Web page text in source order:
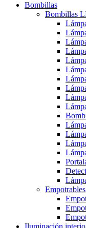
Bombillas
Bombillas
Empotrables
Iluminación